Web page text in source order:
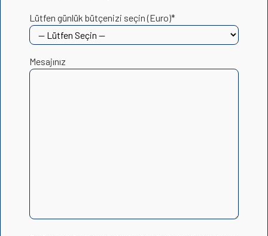
Lütfen günlük bütçenizi seçin (Euro)*
Mesajınız